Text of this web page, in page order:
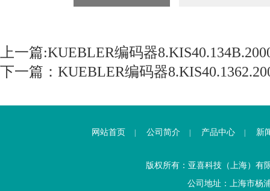
上一篇:KUEBLER编码器
下一篇： KUEBLER编码器
网站首页 公司简介 产品中心 新
版权所有：亚喜科技（上海）
公司地址：上海市杨